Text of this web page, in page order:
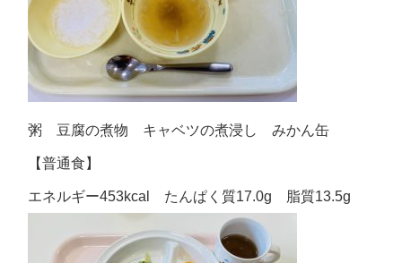
粥 豆腐の煮物 キャベツの煮浸し みかん缶
【普通食】
エネルギー453kcal たんぱく質17.0g 脂質13.5g